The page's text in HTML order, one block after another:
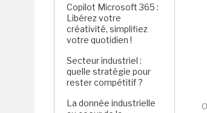
Copilot Microsoft 365 :
Libérez votre
créativité, simplifiez
votre quotidien !
Secteur industriel :
quelle stratégie pour
rester compétitif ?
La donnée industrielle